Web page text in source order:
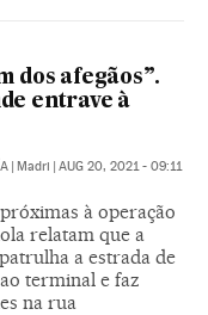
dos afegãos”.
entrave à
| Madri | AUG 20, 2021 - 09:11
à operação
relatam que a
a estrada de
terminal e faz
na rua